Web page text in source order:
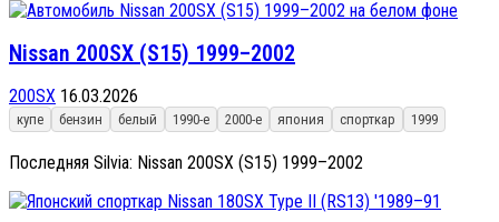
Nissan 200SX (S15) 1999–2002
200SX 16.03.2026
купе бензин белый 1990-е 2000-е япония спорткар 1999
Последняя Silvia: Nissan 200SX (S15) 1999–2002